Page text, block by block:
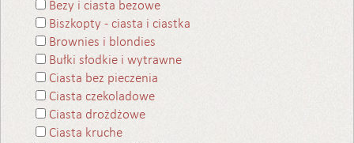
Bezy i ciasta bezowe
Biszkopty - ciasta i ciastka
Brownies i blondies
Bułki słodkie i wytrawne
Ciasta bez pieczenia
Ciasta czekoladowe
Ciasta drożdżowe
Ciasta kruche